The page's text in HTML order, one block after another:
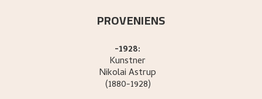
PROVENIENS
-1928:
Kunstner
NikolaiAstrup
(1880-1928)